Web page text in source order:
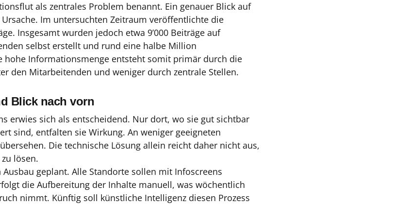
als zentrales Problem benannt. Ein genauer Blick auf
Im untersuchten Zeitraum veröffentlichte die
Insgesamt wurden jedoch etwa 9’000 Beiträge auf
selbst erstellt und rund eine halbe Million
hohe Informationsmenge entsteht somit primär durch die
den Mitarbeitenden und weniger durch zentrale Stellen.
Blick nach vorn
erwies sich als entscheidend. Nur dort, wo sie gut sichtbar
sind, entfalten sie Wirkung. An weniger geeigneten
Die technische Lösung allein reicht daher nicht aus,
lösen.
geplant. Alle Standorte sollen mit Infoscreens
die Aufbereitung der Inhalte manuell, was wöchentlich
nimmt. Künftig soll künstliche Intelligenz diesen Prozess